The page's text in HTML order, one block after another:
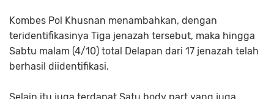
Kombes Pol Khusnan menambahkan, dengan
teridentifikasinya Tiga jenazah tersebut, maka hingga
Sabtu malam (4/10) total Delapan dari 17 jenazah telah
berhasil diidentifikasi.